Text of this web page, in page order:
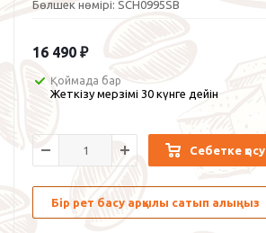
Бөлшек нөмірі: SCH0995SB
16 490 ₽
Қоймада бар
Жеткізу мерзімі 30 күнге дейін
Себетке қосу
Бір рет басу арқылы сатып алыңыз